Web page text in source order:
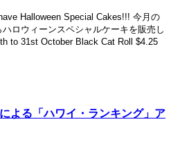
Halloween Special Cakes!!! 今月の
ロウィーンスペシャルケーキを販売し
to 31st October Black Cat Roll $4.25
よる「ハワイ・ランキング」ア